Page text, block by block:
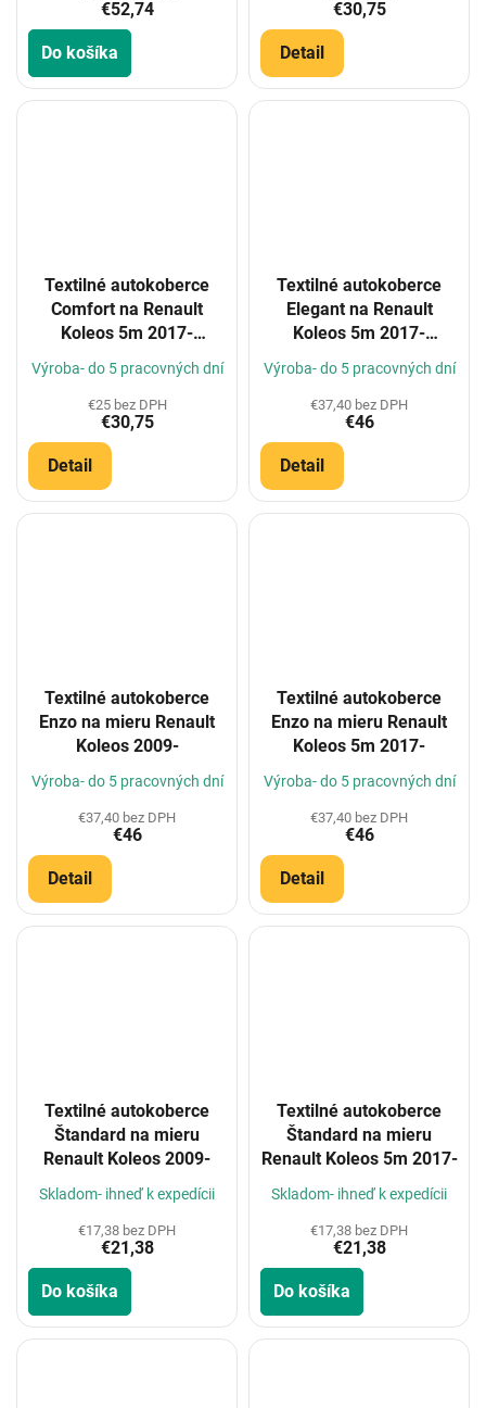
€52,74
Do košíka
€30,75
Detail
Textilné autokoberce
Comfort na Renault
Koleos 5m 2017-
(Konfigurátor)
Výroba- do 5 pracovných dní
€25 bez DPH
€30,75
Detail
Textilné autokoberce
Elegant na Renault
Koleos 5m 2017-
(Konfigurátor)
Výroba- do 5 pracovných dní
€37,40 bez DPH
€46
Detail
Textilné autokoberce
Enzo na mieru Renault
Koleos 2009-
Výroba- do 5 pracovných dní
€37,40 bez DPH
€46
Detail
Textilné autokoberce
Enzo na mieru Renault
Koleos 5m 2017-
Výroba- do 5 pracovných dní
€37,40 bez DPH
€46
Detail
Textilné autokoberce
Štandard na mieru
Renault Koleos 2009-
Skladom- ihneď k expedícii
€17,38 bez DPH
€21,38
Do košíka
Textilné autokoberce
Štandard na mieru
Renault Koleos 5m 2017-
Skladom- ihneď k expedícii
€17,38 bez DPH
€21,38
Do košíka